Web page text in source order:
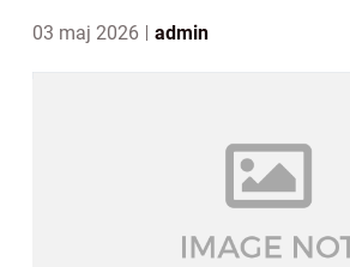
03 maj 2026 admin